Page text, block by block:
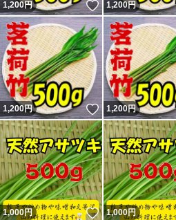
1,200円 いいね！
1,200円
1,200円 いいね！
1,200円
1,000円 いいね！
1,000円